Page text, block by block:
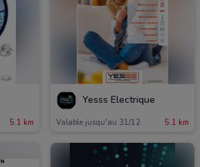
5.1 km
Yesss Electrique
Valable jusqu'au 31/12 5.1 km